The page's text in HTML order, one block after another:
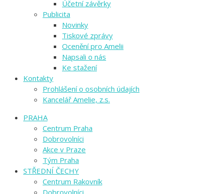
Účetní závěrky
Publicita
Novinky
Tiskové zprávy
Ocenění pro Amelii
Napsali o nás
Ke stažení
Kontakty
Prohlášení o osobních údajích
Kancelář Amelie, z.s.
PRAHA
Centrum Praha
Dobrovolníci
Akce v Praze
Tým Praha
STŘEDNÍ ČECHY
Centrum Rakovník